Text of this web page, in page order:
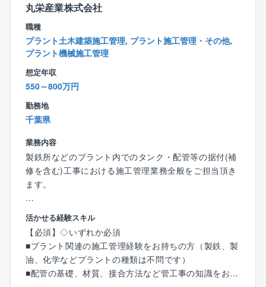
有給休暇消化率は74％（2023年実績）と高水準。
入社して半年を待たずに有給休暇が付与されるので、
安心してご活用ください。
1時間ごとに使える〈時間帯年休制度〉などを活用し
て、学校行事や病院への通院、役所関係などの手続き
も可能です。
「家族の用事のために1時間だけ抜けたい」等の小さな
ニーズにもフレキシブルに対応しております。
◎残業10時間程度（繁忙期でも20～30時間程度です）
※クライアントが官公庁ということもあり、現場の残業
時間の監理は、時間が長引かないよう施主（官公庁）
から通知がされています。
◎エリア限定正社員でご入社の場合は、勤務地が確約
されておりますので、転勤がなく地元で腰を据えてご
就労可能です。
（社員のほとんどがエリア限定正社員で就業しており
ます）
【同社の魅力】
◎東証スタンダード市場上場企業である前澤工業の10
0％出資企業で安定の経営基盤
・同社は東証1部上場企業の前澤工業の子会社で、全国
にある大きな水処理施設の多くに、親会社である前澤
工業の水処理設備が導入されており、そのメンテナン
スを担っています。
・新しい水処理施設をつくるより、メンテナンスをし
て長く使っていこうという国の方針もあって需要は高
い水準で安定しており、業績は好調です。
丸栄産業株式会社
職種
プラント土木建築施工管理, プラント施工管理・その他,
プラント機械施工管理
想定年収
550～800万円
勤務地
千葉県
業務内容
製鉄所などのプラント内でのタンク・配管等の据付(補
修を含む)工事における施工管理業務全般をご担当頂き
ます。
【具体的な仕事の流れ】
1．現地調査
2．積算（技術検討、原価計算 など）
3．工事計画→見積→受注
4．工事打ち合わせ
5．材料手配、協力会社打ち合わせ
活かせる経験スキル
【必須】◇いずれか必須
■プラント関連の施工管理経験をお持ちの方（製鉄、製
油、化学などプラントの種類は不問です）
■配管の基礎、材質、接合方法など管工事の知識をお持